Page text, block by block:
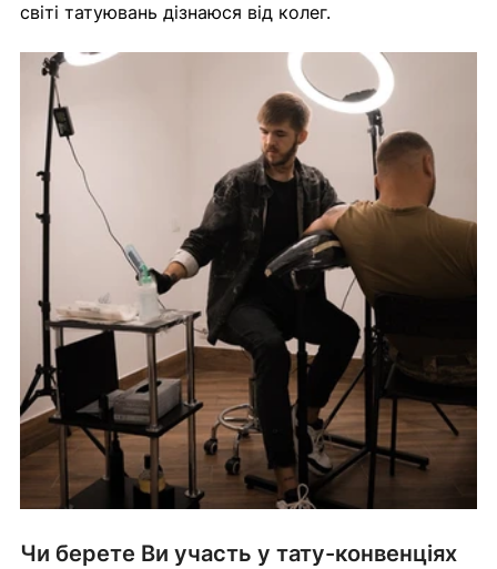
світі татуювань дізнаюся від колег.
Чи берете Ви участь у тату-конвенціях